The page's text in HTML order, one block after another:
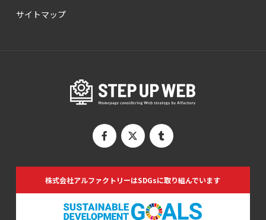
サイトマップ
株式会社アルファクトリーはSDGsに取り組んでいます